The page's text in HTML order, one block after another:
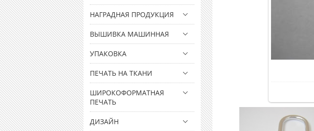
НАГРАДНАЯ ПРОДУКЦИЯ
ВЫШИВКА МАШИННАЯ
УПАКОВКА
ПЕЧАТЬ НА ТКАНИ
ШИРОКОФОРМАТНАЯ
ПЕЧАТЬ
ДИЗАЙН